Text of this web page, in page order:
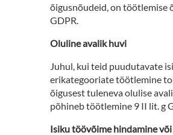
õigusnõudeid, on töötlemise
GDPR.
Oluline avalik huvi
Juhul, kui teid puudutavate
erikategooriate töötlemine
õigusest tuleneva olulise
põhineb töötlemine 9 II lit. g
Isiku töövõime hindamine